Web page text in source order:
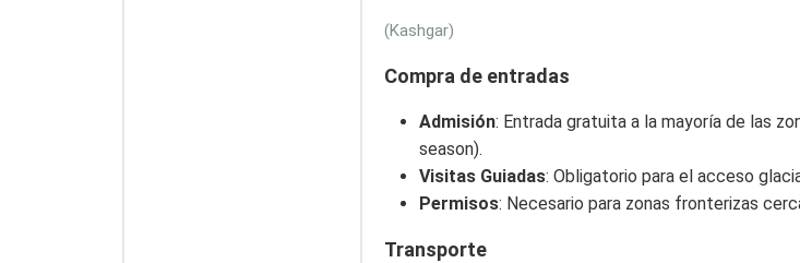
(Kashgar)
Compra de entradas
Admisión: Entrada gratuita a la mayoría de las
season).
Visitas Guiadas: Obligatorio para el acceso
Permisos: Necesario para zonas fronterizas
Transporte